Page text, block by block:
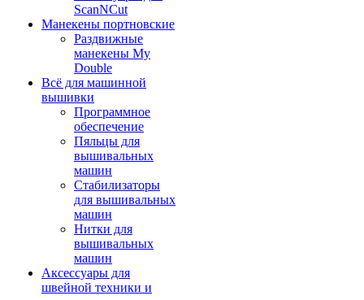
ScanNCut
Манекены портновские
Раздвижные
манекены My
Double
Всё для машинной
вышивки
Программное
обеспечение
Пяльцы для
вышивальных
машин
Стабилизаторы
для вышивальных
машин
Нитки для
вышивальных
машин
Аксессуары для
швейной техники и